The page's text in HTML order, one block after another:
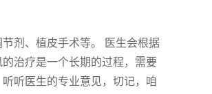
剂、植皮手术等。 医生会根据
治疗是一个长期的过程，需要
听医生的专业意见，切记，咱